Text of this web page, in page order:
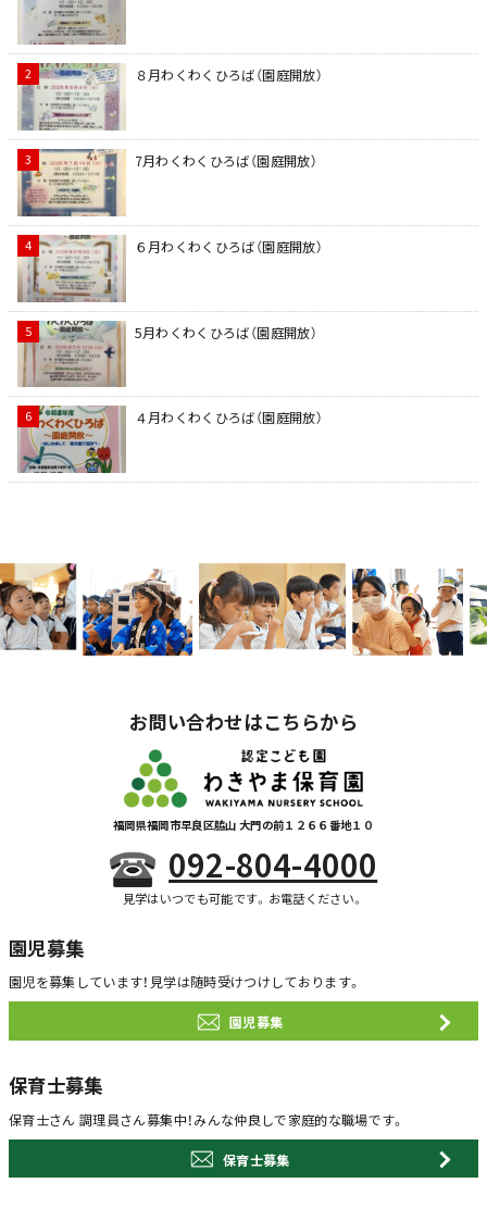
８月わくわくひろば（園庭開放）
7月わくわくひろば（園庭開放）
６月わくわくひろば（園庭開放）
5月わくわくひろば（園庭開放）
４月わくわくひろば（園庭開放）
お問い合わせはこちらから
福岡県福岡市早良区脇山 大門の前１２６６番地１０
092-804-4000
見学はいつでも可能です。お電話ください。
園児募集
園児を募集しています！ 見学は随時受けつけしております。
園児募集
保育士募集
保育士さん 調理員さん募集中！みんな仲良しで家庭的な職場です。
保育士募集